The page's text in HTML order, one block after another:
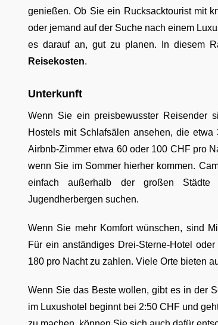
genießen. Ob Sie ein Rucksacktourist mit
oder jemand auf der Suche nach einem
es darauf an, gut zu planen. In diesem
Reisekosten.
Unterkunft
Wenn Sie ein preisbewusster Reisender
Hostels mit Schlafsälen ansehen, die
Airbnb-Zimmer etwa 60 oder 100 CHF pro
wenn Sie im Sommer hierher kommen.
einfach außerhalb der großen Städte
Jugendherbergen suchen.
Wenn Sie mehr Komfort wünschen, sind
Für ein anständiges Drei-Sterne-Hotel
180 pro Nacht zu zahlen. Viele Orte bieten
Wenn Sie das Beste wollen, gibt es in der
im Luxushotel beginnt bei 2:50 CHF und